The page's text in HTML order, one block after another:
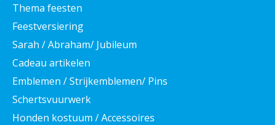
Thema feesten
Feestversiering
Sarah / Abraham/ Jubileum
Cadeau artikelen
Emblemen / Strijkemblemen/ Pins
Schertsvuurwerk
Honden kostuum / Accessoires